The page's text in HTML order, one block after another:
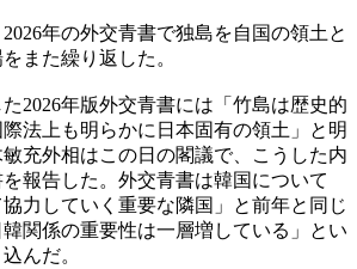
年の外交青書で独島を自国の領土と
また繰り返した。
2026年版外交青書には「竹島は歴史的
法上も明らかに日本固有の領土」と明
充外相はこの日の閣議で、こうした内
報告した。外交青書は韓国について
協力していく重要な隣国」と前年と同じ
関係の重要性は一層増している」とい
んだ。